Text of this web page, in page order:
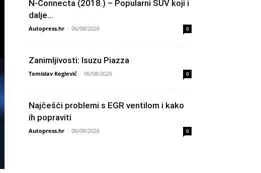
N-Connecta (2018.) – Popularni SUV koji i
dalje...
Autopress.hr - 06/08/2026 0
Zanimljivosti: Isuzu Piazza
Tomislav Keglević - 06/08/2026 0
Najčešći problemi s EGR ventilom i kako
ih popraviti
Autopress.hr - 06/08/2026 0